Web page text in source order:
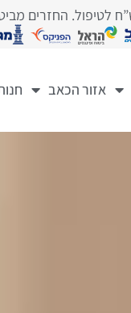
אזור הכאב